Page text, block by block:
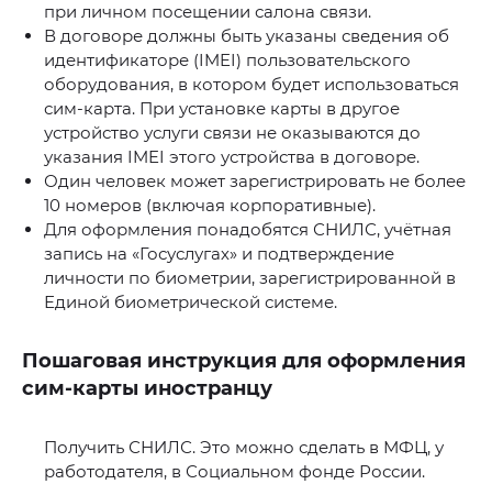
при личном посещении салона связи.
В договоре должны быть указаны сведения об
идентификаторе (IMEI) пользовательского
оборудования, в котором будет использоваться
сим-карта. При установке карты в другое
устройство услуги связи не оказываются до
указания IMEI этого устройства в договоре.
Один человек может зарегистрировать не более
10 номеров (включая корпоративные).
Для оформления понадобятся СНИЛС, учётная
запись на «Госуслугах» и подтверждение
личности по биометрии, зарегистрированной в
Единой биометрической системе.
Пошаговая инструкция для оформления
сим-карты иностранцу
Получить СНИЛС. Это можно сделать в МФЦ, у
работодателя, в Социальном фонде России.